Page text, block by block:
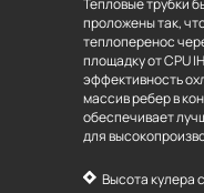
Тепловые трубки
проложены так,
теплоперенос
площадку от CPU
эффективность
массив ребер в
обеспечивает
для
Высота кулера